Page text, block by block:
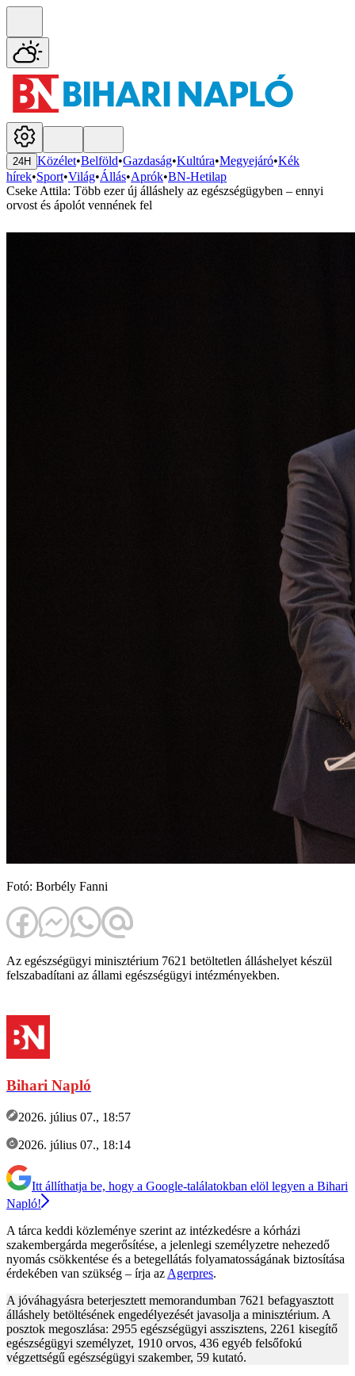
24H Közélet•Belföld•Gazdaság•Kultúra•Megyejáró•Kék
hírek•Sport•Világ•Állás•Aprók•BN-Hetilap
Cseke Attila: Több ezer új álláshely az egészségügyben – ennyi
orvost és ápolót vennének fel
Fotó: Borbély Fanni
Az egészségügyi minisztérium 7621 betöltetlen álláshelyet készül
felszabadítani az állami egészségügyi intézményekben.
Bihari Napló
2026. július 07., 18:57
2026. július 07., 18:14
Itt állíthatja be, hogy a Google-találatokban elöl legyen a Bihari
Napló!
A tárca keddi közleménye szerint az intézkedésre a kórházi
szakembergárda megerősítése, a jelenlegi személyzetre nehezedő
nyomás csökkentése és a betegellátás folyamatosságának biztosítása
érdekében van szükség – írja az Agerpres.
A jóváhagyásra beterjesztett memorandumban 7621 befagyasztott
álláshely betöltésének engedélyezését javasolja a minisztérium. A
posztok megoszlása: 2955 egészségügyi asszisztens, 2261 kisegítő
egészségügyi személyzet, 1910 orvos, 436 egyéb felsőfokú
végzettségű egészségügyi szakember, 59 kutató.